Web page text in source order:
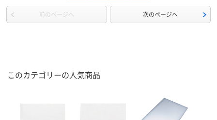
前のページへ 次のページへ
このカテゴリーの人気商品